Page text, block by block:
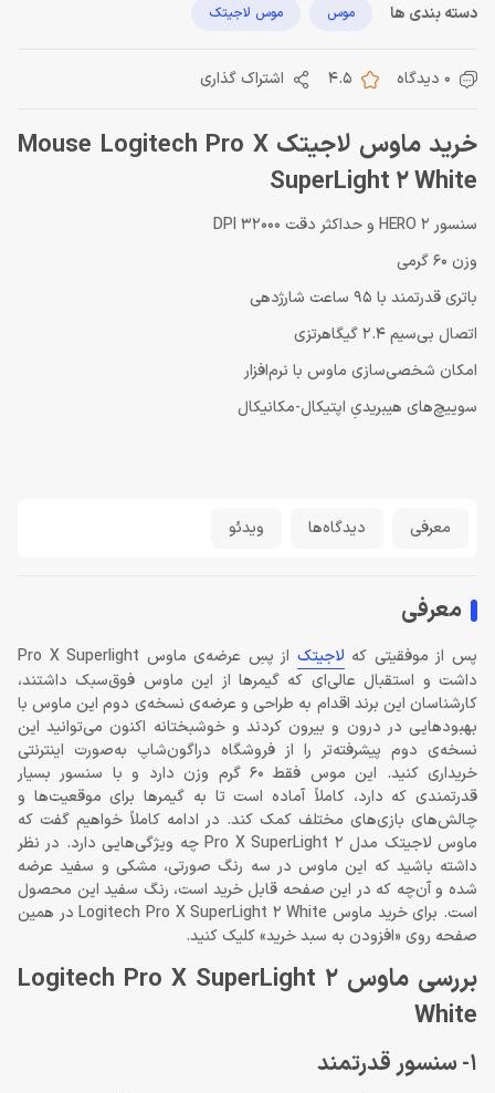
دسته بندی ها موس موس لاجیتک
0 دیدگاه 4.5 اشتراک گذاری
خرید ماوس لاجیتک Mouse Logitech Pro X
SuperLight 2 White
سنسور HERO 2 و حداکثر دقت 32000 DPI
وزن 60 گرمی
باتری قدرتمند با 95 ساعت شارژدهی
اتصال بی‌سیم 2.4 گیگاهرتزی
امکان شخصی‌سازی ماوس با نرم‌افزار
سوییچ‌های هیبریدیِ اپتیکال-مکانیکال
معرفی دیدگاه‌ها ویدئو
معرفی
پس از موفقیتی که لاجیتک
از پسِ عرضه‌ی ماوس Pro X Superlight
داشت و استقبال عالی‌‌ای که گیمرها از این ماوس فوق‌‌سبک داشتند،
کارشناسان این برند اقدام به طراحی و عرضه‌ی نسخه‌ی دوم این ماوس با
بهبودهایی در درون و بیرون کردند و خوشبختانه اکنون می‌توانید این
نسخه‌ی دوم پیشرفته‌تر را از فروشگاه دراگون‌شاپ به‌صورت اینترنتی
خریداری کنید. این موس فقط 60 گرم وزن دارد و با سنسور بسیار
قدرتمندی که دارد، کاملاً آماده است تا به گیمرها برای موقعیت‌ها و
چالش‌های بازی‌های مختلف کمک کند. در ادامه کاملاً خواهیم گفت که
ماوس لاجیتک مدل Pro X SuperLight 2 چه ویژگی‌هایی دارد. در نظر
داشته باشید که این ماوس در سه رنگ صورتی، مشکی و سفید عرضه
شده و آن‌چه که در این صفحه قابل خرید است، رنگ سفید این محصول
است. برای خرید ماوس Logitech Pro X SuperLight 2 White در همین
صفحه روی «افزودن به سبد خرید» کلیک کنید.
بررسی ماوس Logitech Pro X SuperLight 2
White
1- سنسور قدرتمند